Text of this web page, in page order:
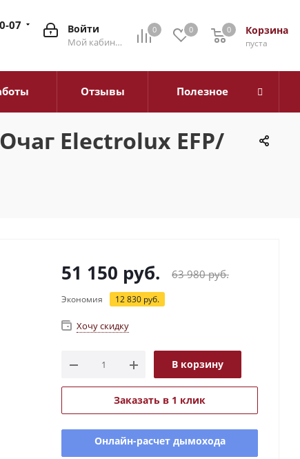
0 0 Корзина
0
пуста
0
Войти
Мой кабинет
07
Отзывы Полезное
Electrolux EFP/
51 150 руб. 63 980руб.
Экономия 12 830 руб.
Хочу скидку
В корзину
Заказать в 1 клик
Онлайн-расчет дымохода